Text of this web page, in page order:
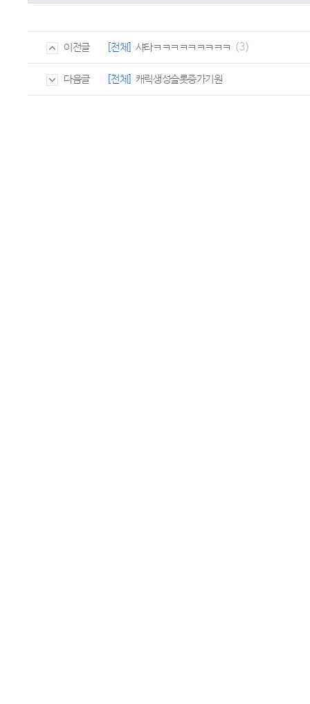
이전글 [전체] 샤타ㅋㅋㅋㅋㅋㅋㅋㅋㅋ (3)
다음글 [전체] 캐릭생성슬롯증가기원